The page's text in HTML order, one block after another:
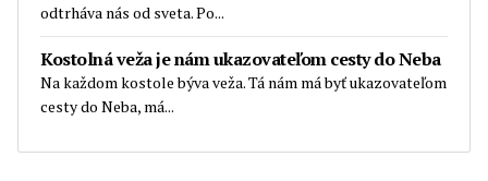
odtrháva nás od sveta. Po...
Kostolná veža je nám ukazovateľom cesty do Neba
Na každom kostole býva veža. Tá nám má byť ukazovateľom
cesty do Neba, má...